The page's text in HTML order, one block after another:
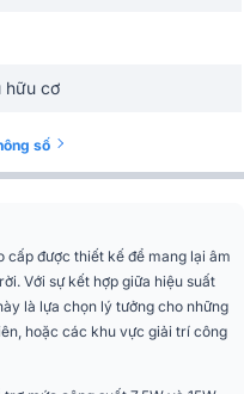
hữu cơ
300 x 337 mm
số
cấp được thiết kế để mang lại âm
Với sự kết hợp giữa hiệu suất
là lựa chọn lý tưởng cho những
hoặc các khu vực giải trí công